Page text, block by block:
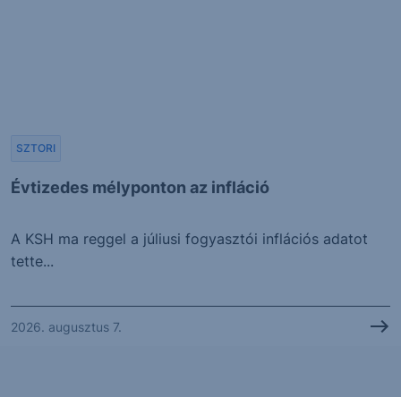
Évtizedes mélyponton az infláció
SZTORI
A KSH ma reggel a júliusi fogyasztói inflációs adatot
tette...
2026. augusztus 7.